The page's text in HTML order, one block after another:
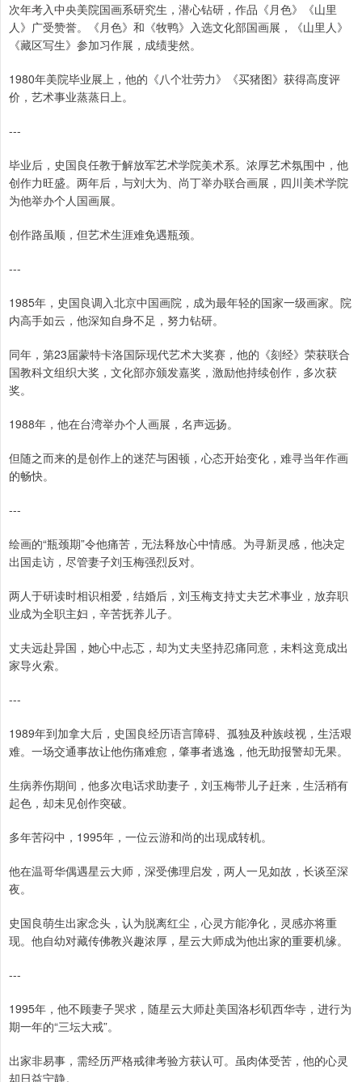
次年考入中央美院国画系研究生，潜心钻研，作品《月色》《山里
人》广受赞誉。《月色》和《牧鸭》入选文化部国画展，《山里人》
《藏区写生》参加习作展，成绩斐然。
1980年美院毕业展上，他的《八个壮劳力》《买猪图》获得高度评
价，艺术事业蒸蒸日上。
---
毕业后，史国良任教于解放军艺术学院美术系。浓厚艺术氛围中，他
创作力旺盛。两年后，与刘大为、尚丁举办联合画展，四川美术学院
为他举办个人国画展。
创作路虽顺，但艺术生涯难免遇瓶颈。
---
1985年，史国良调入北京中国画院，成为最年轻的国家一级画家。院
内高手如云，他深知自身不足，努力钻研。
同年，第23届蒙特卡洛国际现代艺术大奖赛，他的《刻经》荣获联合
国教科文组织大奖，文化部亦颁发嘉奖，激励他持续创作，多次获
奖。
1988年，他在台湾举办个人画展，名声远扬。
但随之而来的是创作上的迷茫与困顿，心态开始变化，难寻当年作画
的畅快。
---
绘画的“瓶颈期”令他痛苦，无法释放心中情感。为寻新灵感，他决定
出国走访，尽管妻子刘玉梅强烈反对。
两人于研读时相识相爱，结婚后，刘玉梅支持丈夫艺术事业，放弃职
业成为全职主妇，辛苦抚养儿子。
丈夫远赴异国，她心中忐忑，却为丈夫坚持忍痛同意，未料这竟成出
家导火索。
---
1989年到加拿大后，史国良经历语言障碍、孤独及种族歧视，生活艰
难。一场交通事故让他伤痛难愈，肇事者逃逸，他无助报警却无果。
生病养伤期间，他多次电话求助妻子，刘玉梅带儿子赶来，生活稍有
起色，却未见创作突破。
多年苦闷中，1995年，一位云游和尚的出现成转机。
他在温哥华偶遇星云大师，深受佛理启发，两人一见如故，长谈至深
夜。
史国良萌生出家念头，认为脱离红尘，心灵方能净化，灵感亦将重
现。他自幼对藏传佛教兴趣浓厚，星云大师成为他出家的重要机缘。
---
1995年，他不顾妻子哭求，随星云大师赴美国洛杉矶西华寺，进行为
期一年的“三坛大戒”。
出家非易事，需经历严格戒律考验方获认可。虽肉体受苦，他的心灵
却日益宁静。